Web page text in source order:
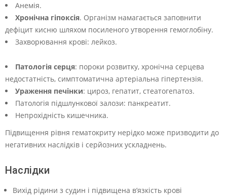
Анемія.
Хронічна гіпоксія. Організм намагається заповнити
дефіцит кисню шляхом посиленого утворення гемоглобіну.
Захворювання крові: лейкоз.
Патологія серця: пороки розвитку, хронічна серцева
недостатність, симптоматична артеріальна гіпертензія.
Ураження печінки: цироз, гепатит, стеатогепатоз.
Патологія підшлункової залози: панкреатит.
Непрохідність кишечника.
Підвищення рівня гематокриту нерідко може призводити до
негативних наслідків і серйозних ускладнень.
Наслідки
Вихід рідини з судин і підвищена в’язкість крові